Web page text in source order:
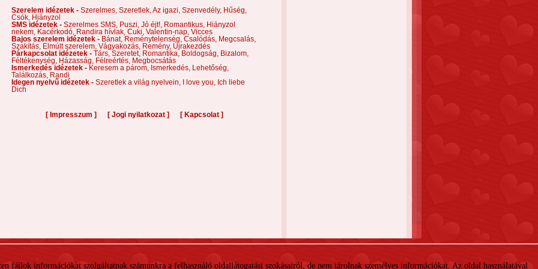
Szerelem idézetek - Szerelmes, Szeretlek, Az igazi, Szenvedély, Hűség,
Csók,
Hiányzol
SMS idézetek - Szerelmes SMS, Puszi, Jó éjt!, Romantikus,
Hiányzol
nekem,
Kacérkodó, Randira hívlak, Cuki, Valentin-nap, Vicces
Bajos szerelem idézetek - Bánat, Reménytelenség, Csalódás,
Megcsalás,
Szakítás,
Elmúlt szerelem, Vágyakozás, Remény, Újrakezdés
Párkapcsolat idézetek - Társ, Szeretet, Romantika, Boldogság,
Bizalom,
Féltékenység,
Házasság, Félreértés,
Megbocsátás
Ismerkedés idézetek - Keresem a párom, Ismerkedés,
Lehetőség,
Találkozás,
Randi
Idegen nyelvű idézetek - Szeretlek a világ nyelvein, I love you,
Ich liebe
Dich
[ Impresszum ] [ Jogi nyilatkozat ] [ Kapcsolat ]
fájlok információkat szolgáltatnak számunkra a felhasználó oldallátogatási szokásairól, de nem tárolnak személyes információkat. Az oldal használatával